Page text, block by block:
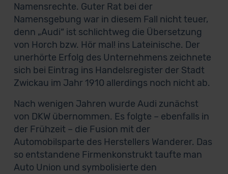
Namensrechte. Guter Rat bei der
Namensgebung war in diesem Fall nicht teuer,
denn „Audi“ ist schlichtweg die Übersetzung
von Horch bzw. Hör mal! ins Lateinische. Der
unerhörte Erfolg des Unternehmens zeichnete
sich bei Eintrag ins Handelsregister der Stadt
Zwickau im Jahr 1910 allerdings noch nicht ab.
Nach wenigen Jahren wurde Audi zunächst
von DKW übernommen. Es folgte – ebenfalls in
der Frühzeit – die Fusion mit der
Automobilsparte des Herstellers Wanderer. Das
so entstandene Firmenkonstrukt taufte man
Auto Union und symbolisierte den